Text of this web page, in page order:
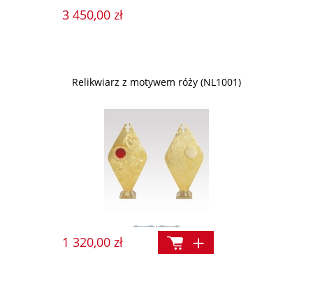
3 450,00 zł
Relikwiarz z motywem róży (NL1001)
1 320,00 zł